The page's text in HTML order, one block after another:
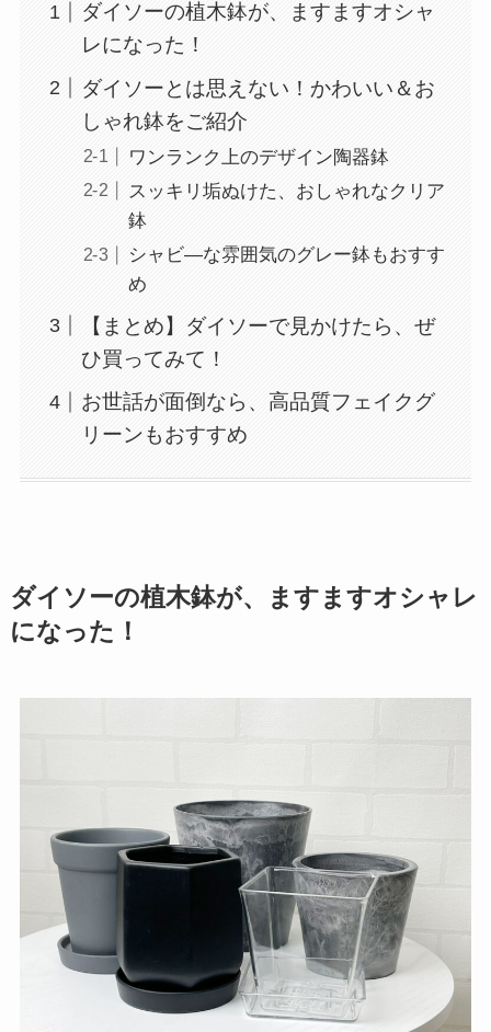
ダイソーの植木鉢が、ますますオシャ
レになった！
ダイソーとは思えない！かわいい＆お
しゃれ鉢をご紹介
ワンランク上のデザイン陶器鉢
スッキリ垢ぬけた、おしゃれなクリア
鉢
シャビ―な雰囲気のグレー鉢もおすす
め
【まとめ】ダイソーで見かけたら、ぜ
ひ買ってみて！
お世話が面倒なら、高品質フェイクグ
リーンもおすすめ
ダイソーの植木鉢が、ますますオシャレ
になった！